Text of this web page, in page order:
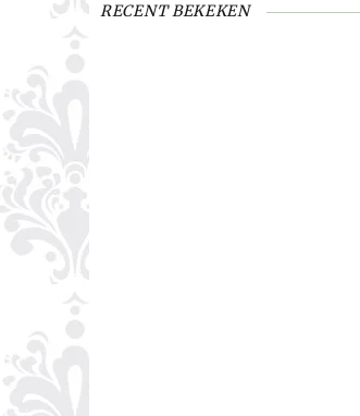
RECENT BEKEKEN